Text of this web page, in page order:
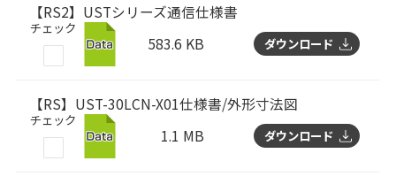
チェック
【RS2】USTシリーズ通信仕様書
583.6 KB
ダウンロード
チェック
【RS】UST-30LCN-X01仕様書/外形寸法図
1.1 MB
ダウンロード